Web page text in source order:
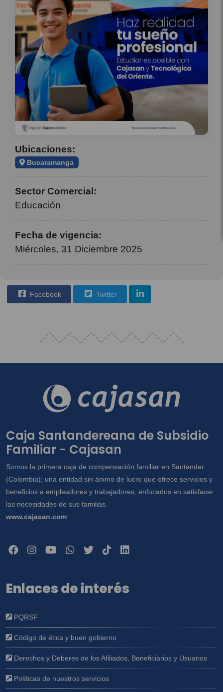
Ubicaciones:
Bucaramanga
Sector Comercial:
Educación
Fecha de vigencia:
Miércoles, 31 Diciembre 2025
Facebook Twitter
Caja Santandereana de Subsidio
Familiar - Cajasan
Somos la primera caja de compensación familiar en Santander
(Colombia); una entidad sin ánimo de lucro que ofrece servicios y
beneficios a empleadores y trabajadores, enfocados en satisfacer
las necesidades de sus familias.
www.cajasan.com
Enlaces de interés
PQRSF
Código de ética y buen gobierno
Derechos y Deberes de los Afiliados, Beneficiarios y Usuarios
Políticas de nuestros servicios